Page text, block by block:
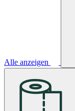
Alle anzeigen